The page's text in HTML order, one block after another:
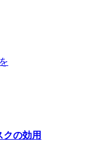
の効用